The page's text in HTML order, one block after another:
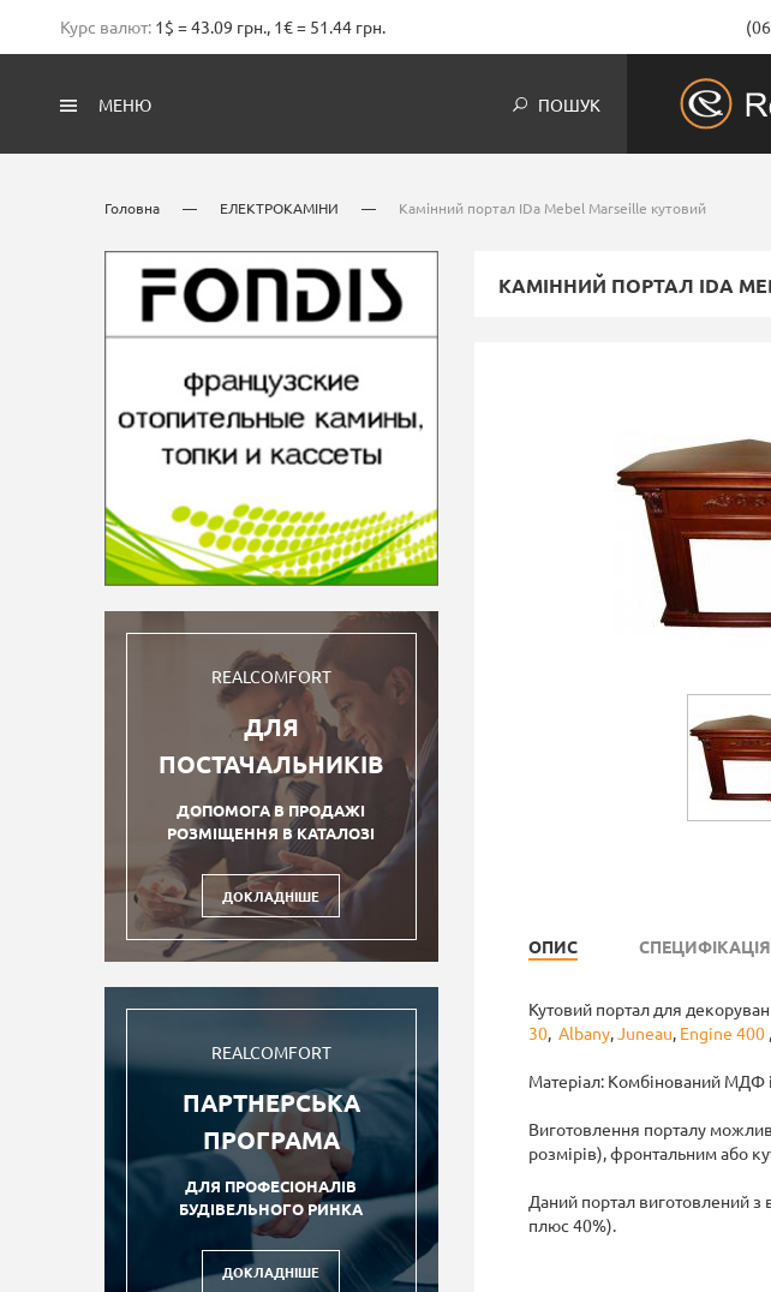
Курс валют: 1$ = 43.09 грн., 1€ = 51.44 грн.
МЕНЮ ПОШУК
Головна — ЕЛЕКТРОКАМІНИ — Камінний портал IDa Mebel Marseille кутовий
REALCOMFORT
ДЛЯ
ПОСТАЧАЛЬНИКІВ
ДОПОМОГА В ПРОДАЖІ
РОЗМІЩЕННЯ В КАТАЛОЗІ
ДОКЛАДНІШЕ
REALCOMFORT
ПАРТНЕРСЬКА
ПРОГРАМА
ДЛЯ ПРОФЕСІОНАЛІВ
БУДІВЕЛЬНОГО РИНКА
ДОКЛАДНІШЕ
КАМІННИЙ ПОРТАЛ IDA
ОПИС СПЕЦИФІКАЦІЯ
Кутовий портал для
30, Albany,Juneau, Engine 400,
Матеріал: Комбінований МДФ
Виготовлення порталу
розмірів), фронтальним або
Даний портал виготовлений з
плюс 40%).